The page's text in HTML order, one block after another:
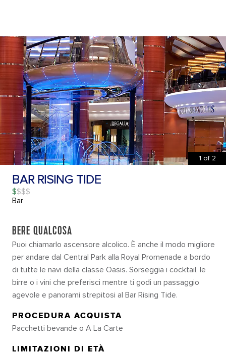
1 of 2
BAR RISING TIDE
$
Bar
BERE QUALCOSA
Puoi chiamarlo ascensore alcolico. È anche il modo migliore
per andare dal Central Park alla Royal Promenade a bordo
di tutte le navi della classe Oasis. Sorseggia i cocktail, le
birre o i vini che preferisci mentre ti godi un passaggio
agevole e panorami strepitosi al Bar Rising Tide.
PROCEDURA ACQUISTA
Pacchetti bevande o A La Carte
LIMITAZIONI DI ETÀ